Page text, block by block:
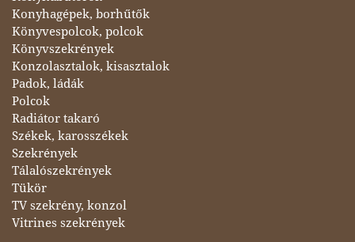
Konyhagépek, borhűtők
Könyvespolcok, polcok
Könyvszekrények
Konzolasztalok, kisasztalok
Padok, ládák
Polcok
Radiátor takaró
Székek, karosszékek
Szekrények
Tálalószekrények
Tükör
TV szekrény, konzol
Vitrines szekrények